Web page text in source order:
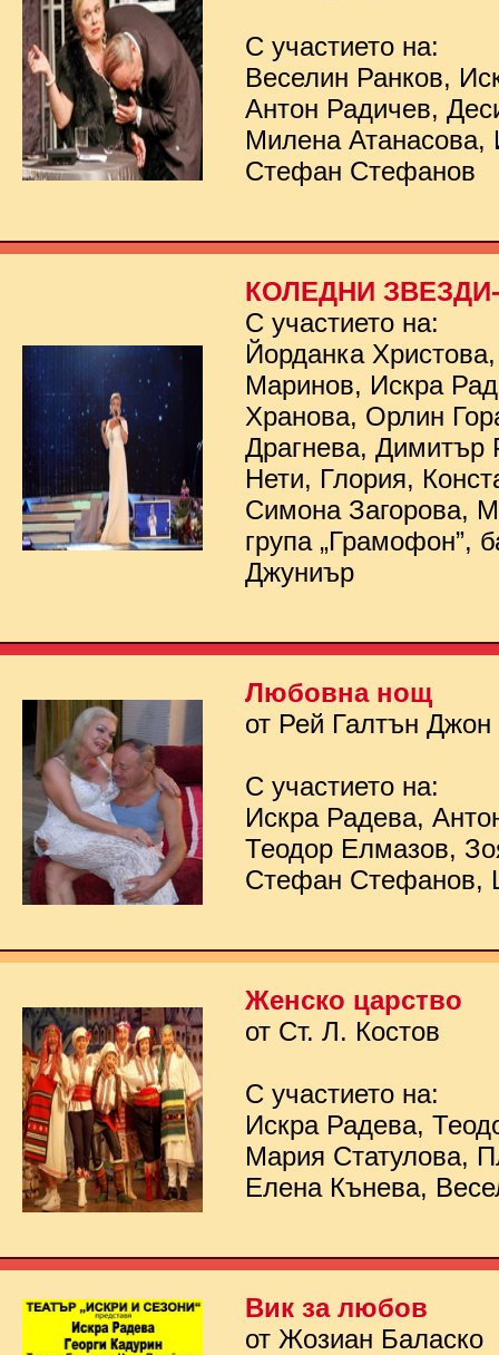
С участието на:
Веселин Ранков,
Антон Радичев,
Милена Атанасова,
Стефан Стефанов
КОЛЕДНИ ЗВЕЗДИ-
С участието на:
Йорданка
Маринов, Искра
Хранова, Орлин
Драгнева, Димитър
Нети, Глория,
Симона Загорова,
група „Грамофон”,
Джуниър
Любовна нощ
от Рей Галтън Джон
С участието на:
Искра Радева,
Теодор Елмазов,
Стефан Стефанов,
Женско царство
от Ст. Л. Костов
С участието на:
Искра Радева,
Мария Статулова,
Елена Кънева,
Вик за любов
от Жозиан Баласко